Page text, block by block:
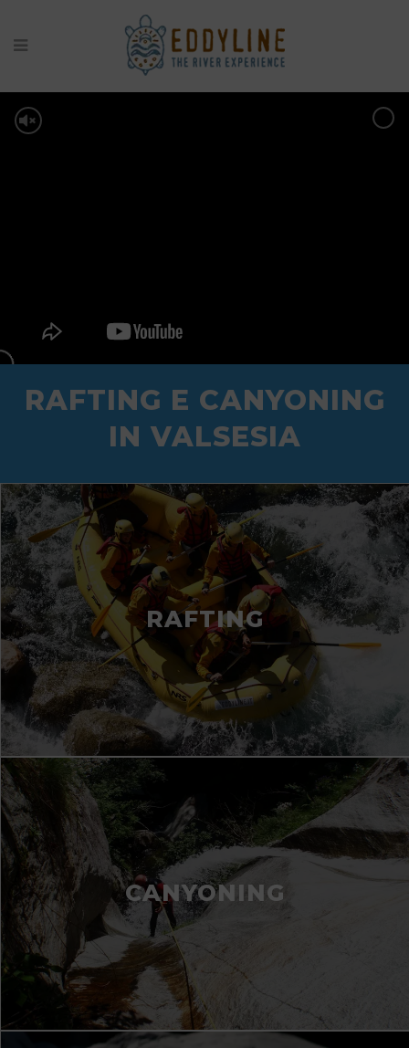
RAFTING E CANYONING
IN VALSESIA
RAFTING
CANYONING